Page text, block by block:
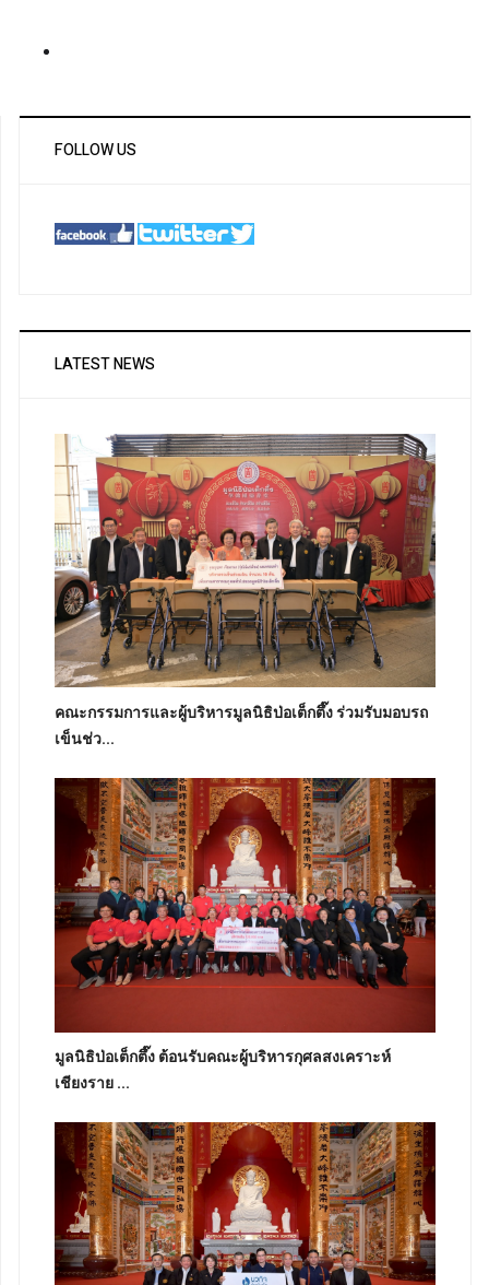
FOLLOW US
LATEST NEWS
คณะกรรมการและผู้บริหารมูลนิธิป่อเต็กตึ๊ง ร่วมรับมอบรถ
เข็นช่ว...
มูลนิธิป่อเต็กตึ๊ง ต้อนรับคณะผู้บริหารกุศลสงเคราะห์
เชียงราย ...